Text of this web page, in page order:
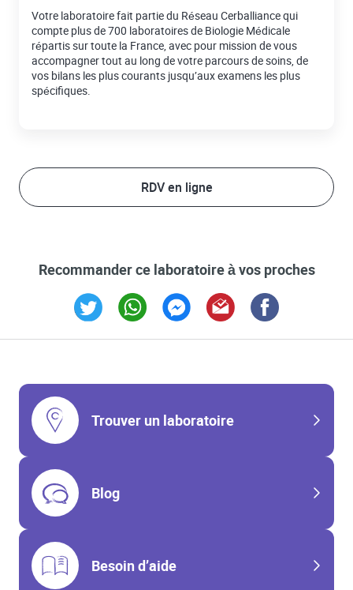
Votre laboratoire fait partie du Réseau Cerballiance qui
compte plus de 700 laboratoires de Biologie Médicale
répartis sur toute la France, avec pour mission de vous
accompagner tout au long de votre parcours de soins, de
vos bilans les plus courants jusqu’aux examens les plus
spécifiques.
RDV en ligne
Recommander ce laboratoire à vos proches
Trouver un laboratoire
Blog
Besoin d’aide